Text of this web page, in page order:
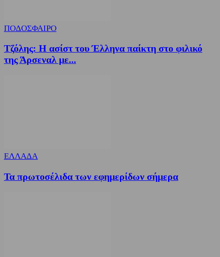
ΠΟΔΟΣΦΑΙΡΟ
Τζόλης: Η ασίστ του Έλληνα παίκτη στο φιλικό
της Άρσεναλ με...
ΕΛΛΑΔΑ
Τα πρωτοσέλιδα των εφημερίδων σήμερα